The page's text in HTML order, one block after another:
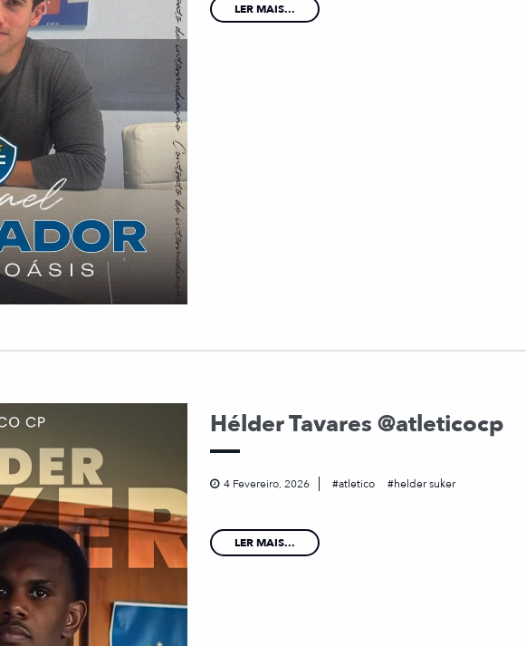
LER MAIS...
Hélder Tavares @atleticocp
4 Fevereiro, 2026 atletico helder suker
LER MAIS...